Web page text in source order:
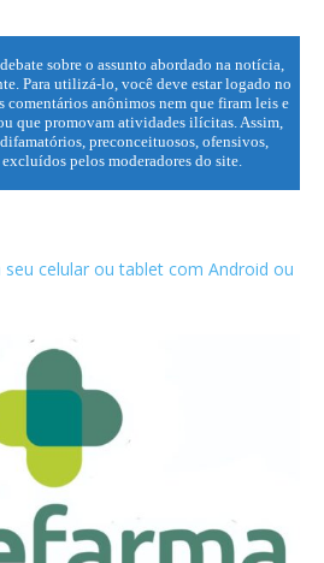
sobre o assunto abordado na notícia,
Para utilizá-lo, você deve estar logado no
comentários anônimos nem que firam leis e
que promovam atividades ilícitas. Assim,
preconceituosos, ofensivos,
excluídos pelos moderadores do site.